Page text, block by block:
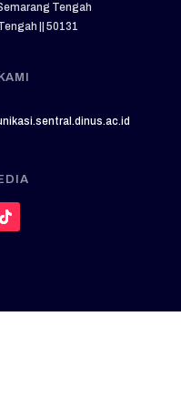
Tengah
|| 50131